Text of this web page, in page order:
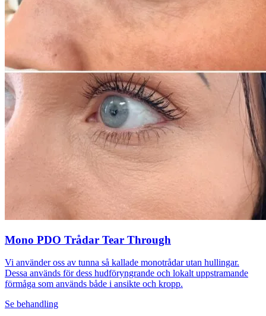
Mono PDO Trådar Tear Through
Vi använder oss av tunna så kallade monotrådar utan hullingar.
Dessa används för dess hudföryngrande och lokalt uppstramande
förmåga som används både i ansikte och kropp.
Se behandling